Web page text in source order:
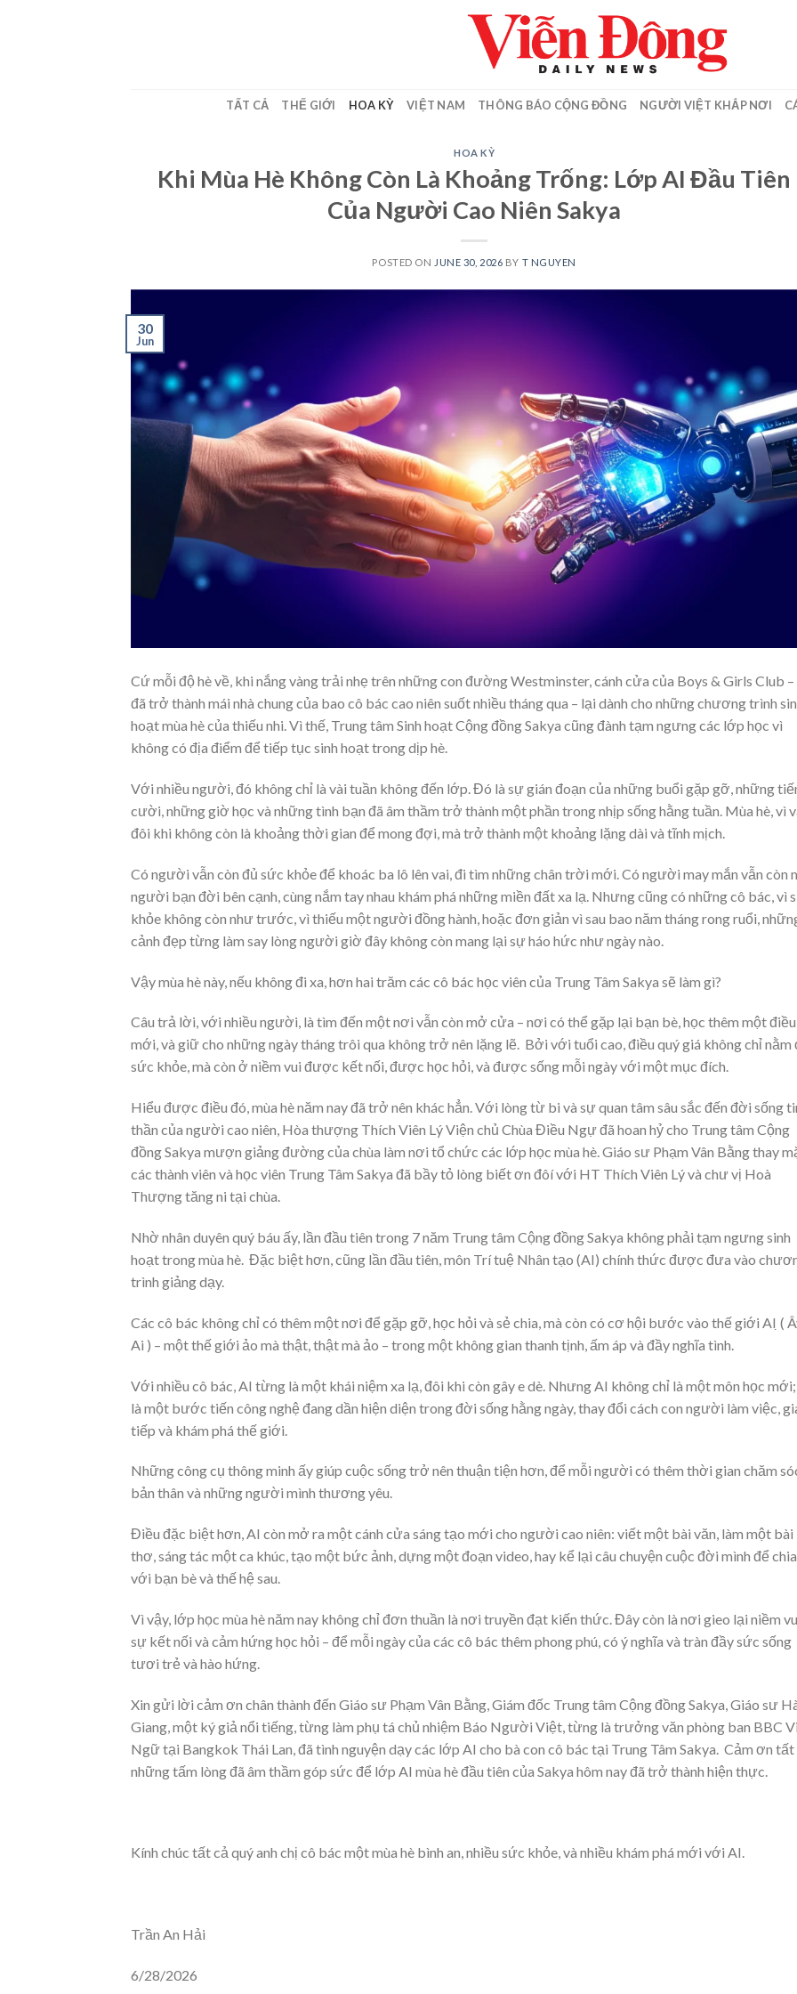
TẤT CẢ THẾ GIỚI HOA KỲ VIỆT NAM THÔNG BÁO CỘNG ĐỒNG NGƯỜI VIỆT KHẮP NƠI
HOA KỲ
Khi Mùa Hè Không Còn Là Khoảng Trống: Lớp AI Đầu Tiên
Của Người Cao Niên Sakya
POSTED ON JUNE 30, 2026 BY T NGUYEN
30
Jun
Cứ mỗi độ hè về, khi nắng vàng trải nhẹ trên những con đường Westminster, cánh cửa của Boys & Girls Club
đã trở thành mái nhà chung của bao cô bác cao niên suốt nhiều tháng qua – lại dành cho những chương trình
hoạt mùa hè của thiếu nhi. Vì thế, Trung tâm Sinh hoạt Cộng đồng Sakya cũng đành tạm ngưng các lớp học vì
không có địa điểm để tiếp tục sinh hoạt trong dịp hè.
Với nhiều người, đó không chỉ là vài tuần không đến lớp. Đó là sự gián đoạn của những buổi gặp gỡ, những
cười, những giờ học và những tình bạn đã âm thầm trở thành một phần trong nhịp sống hằng tuần. Mùa hè, vì
đôi khi không còn là khoảng thời gian để mong đợi, mà trở thành một khoảng lặng dài và tĩnh mịch.
Có người vẫn còn đủ sức khỏe để khoác ba lô lên vai, đi tìm những chân trời mới. Có người may mắn vẫn còn
người bạn đời bên cạnh, cùng nắm tay nhau khám phá những miền đất xa lạ. Nhưng cũng có những cô bác, vì
khỏe không còn như trước, vì thiếu một người đồng hành, hoặc đơn giản vì sau bao năm tháng rong ruổi,
cảnh đẹp từng làm say lòng người giờ đây không còn mang lại sự háo hức như ngày nào.
Vậy mùa hè này, nếu không đi xa, hơn hai trăm các cô bác học viên của Trung Tâm Sakya sẽ làm gì?
Câu trả lời, với nhiều người, là tìm đến một nơi vẫn còn mở cửa – nơi có thể gặp lại bạn bè, học thêm một điều
mới, và giữ cho những ngày tháng trôi qua không trở nên lặng lẽ. Bởi với tuổi cao, điều quý giá không chỉ nằm
sức khỏe, mà còn ở niềm vui được kết nối, được học hỏi, và được sống mỗi ngày với một mục đích.
Hiểu được điều đó, mùa hè năm nay đã trở nên khác hẳn. Với lòng từ bi và sự quan tâm sâu sắc đến đời sống
thần của người cao niên, Hòa thượng Thích Viên Lý Viện chủ Chùa Điều Ngự đã hoan hỷ cho Trung tâm Cộng
đồng Sakya mượn giảng đường của chùa làm nơi tổ chức các lớp học mùa hè. Giáo sư Phạm Vân Bằng thay
các thành viên và học viên Trung Tâm Sakya đã bầy tỏ lòng biết ơn đôí với HT Thích Viên Lý và chư vị Hoà
Thượng tăng ni tại chùa.
Nhờ nhân duyên quý báu ấy, lần đầu tiên trong 7 năm Trung tâm Cộng đồng Sakya không phải tạm ngưng sinh
hoạt trong mùa hè. Đặc biệt hơn, cũng lần đầu tiên, môn Trí tuệ Nhân tạo (AI) chính thức được đưa vào
trình giảng dạy.
Các cô bác không chỉ có thêm một nơi để gặp gỡ, học hỏi và sẻ chia, mà còn có cơ hội bước vào thế giới AI ̣(
Ai ) – một thế giới ảo mà thật, thật mà ảo – trong một không gian thanh tịnh, ấm áp và đầy nghĩa tình.
Với nhiều cô bác, AI từng là một khái niệm xa lạ, đôi khi còn gây e dè. Nhưng AI không chỉ là một môn học
là một bước tiến công nghệ đang dần hiện diện trong đời sống hằng ngày, thay đổi cách con người làm việc,
tiếp và khám phá thế giới.
Những công cụ thông minh ấy giúp cuộc sống trở nên thuận tiện hơn, để mỗi người có thêm thời gian chăm
bản thân và những người mình thương yêu.
Điều đặc biệt hơn, AI còn mở ra một cánh cửa sáng tạo mới cho người cao niên: viết một bài văn, làm một bài
thơ, sáng tác một ca khúc, tạo một bức ảnh, dựng một đoạn video, hay kể lại câu chuyện cuộc đời mình để
với bạn bè và thế hệ sau.
Vì vậy, lớp học mùa hè năm nay không chỉ đơn thuần là nơi truyền đạt kiến thức. Đây còn là nơi gieo lại niềm
sự kết nối và cảm hứng học hỏi – để mỗi ngày của các cô bác thêm phong phú, có ý nghĩa và tràn đầy sức sống
tươi trẻ và hào hứng.
Xin gửi lời cảm ơn chân thành đến Giáo sư Phạm Vân Bằng, Giám đốc Trung tâm Cộng đồng Sakya, Giáo sư
Giang, một ký giả nổi tiếng, từng làm phụ tá chủ nhiệm Báo Người Việt, từng là trưởng văn phòng ban BBC
Ngữ tại Bangkok Thái Lan, đã tình nguyện dạy các lớp AI cho bà con cô bác tại Trung Tâm Sakya. Cảm ơn tất
những tấm lòng đã âm thầm góp sức để lớp AI mùa hè đầu tiên của Sakya hôm nay đã trở thành hiện thực.
Kính chúc tất cả quý anh chị cô bác một mùa hè bình an, nhiều sức khỏe, và nhiều khám phá mới với AI.
Trần An Hải
6/28/2026